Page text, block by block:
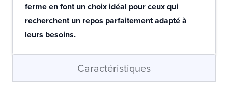
ferme en font un choix idéal pour ceux qui
recherchent un repos parfaitement adapté à
leurs besoins.
Caractéristiques